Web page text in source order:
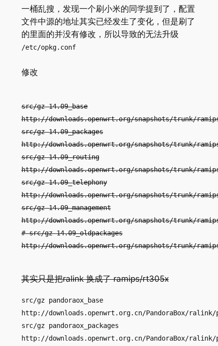
一桶乱搜，发现一个刷小米的同学提到了，配置
文件中源的地址其实已经发生了变化，但是刷了
的里面的并没有修改，所以导致的无法升级
/etc/opkg.conf
修改
src/gz 14.09_base
http://downloads.openwrt.org/snapshots/trunk/
src/gz 14.09_packages
http://downloads.openwrt.org/snapshots/trunk/
src/gz 14.09_routing
http://downloads.openwrt.org/snapshots/trunk/
src/gz 14.09_telephony
http://downloads.openwrt.org/snapshots/trunk/
src/gz 14.09_management
http://downloads.openwrt.org/snapshots/trunk/
# src/gz 14.09_oldpackages
http://downloads.openwrt.org/snapshots/trunk/
其实只是把ralink 换成了 ramips/rt305x
src/gz pandoraox_base
http://downloads.openwrt.org.cn/PandoraBox/ralink/
src/gz pandoraox_packages
http://downloads.openwrt.org.cn/PandoraBox/ralink/